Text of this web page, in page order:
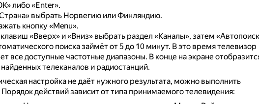
либо «Enter».
выбрать Норвегию или Финляндию.
кнопку «Menu».
«Вверх» и «Вниз» выбрать раздел «Каналы», затем
поиска займёт от 5 до 10 минут. В это время телевизор
все доступные частотные диапазоны. В конце на экране
телеканалов и радиостанций.
настройка не даёт нужного результата, можно выполнить
Порядок действий зависит от типа принимаемого телевидения: